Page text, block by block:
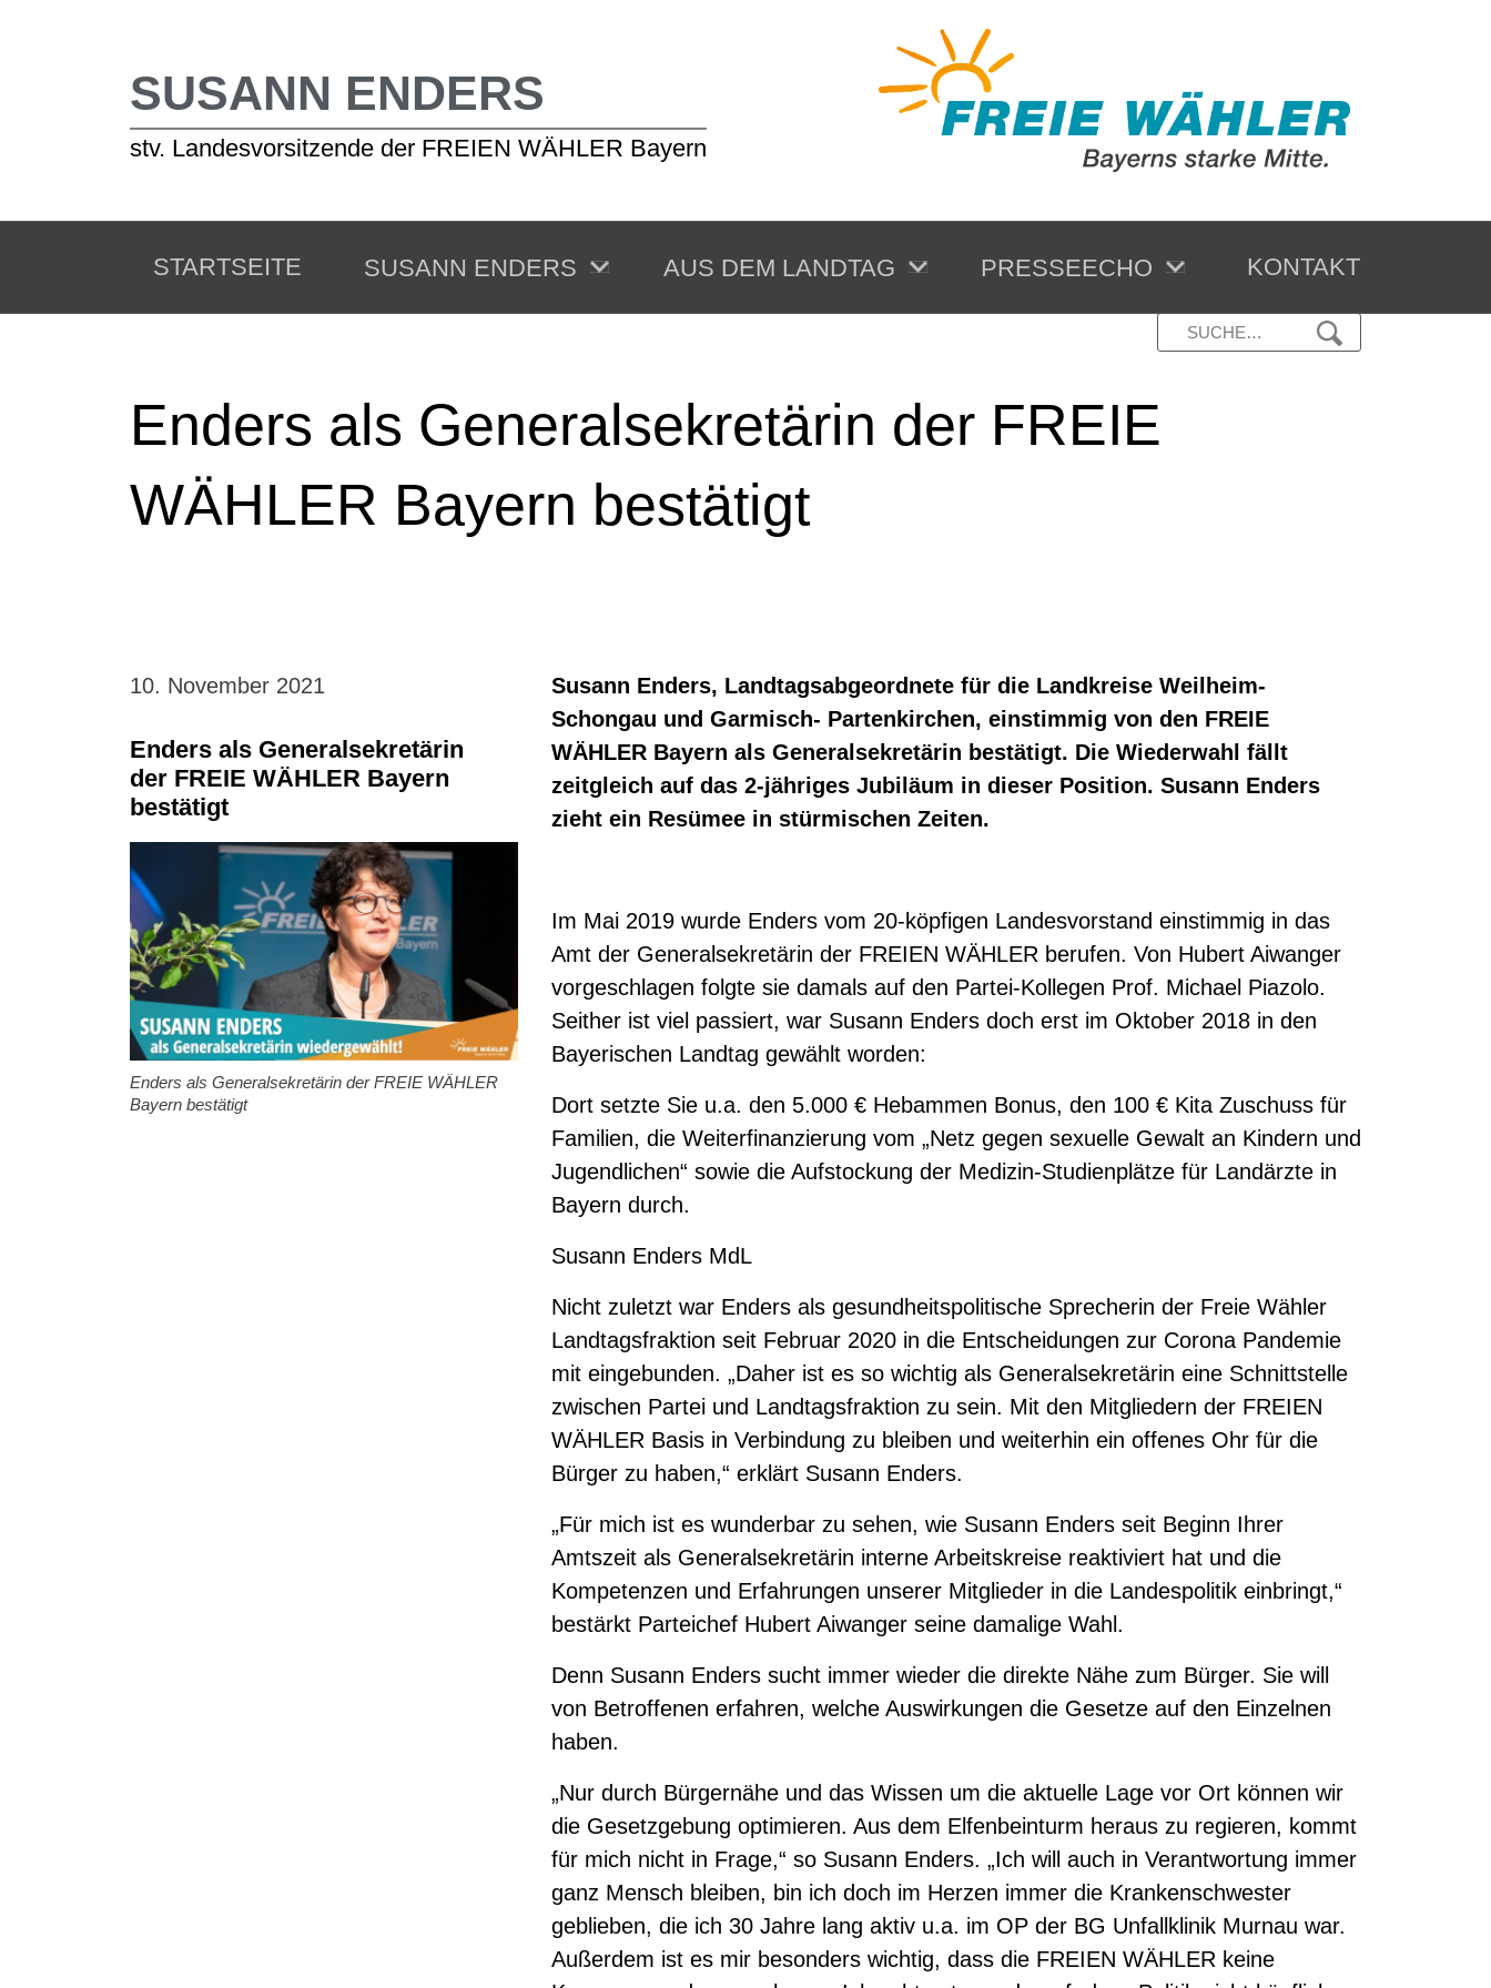
SUSANN ENDERS
stv. Landesvorsitzende der FREIEN WÄHLER Bayern
STARTSEITE SUSANN ENDERS AUS DEM LANDTAG PRESSEECHO KONTAKT
Enders als Generalsekretärin der FREIE
WÄHLER Bayern bestätigt
10. November 2021
Enders als Generalsekretärin
der FREIE WÄHLER Bayern
bestätigt
Enders als Generalsekretärin der FREIE WÄHLER
Bayern bestätigt
Susann Enders, Landtagsabgeordnete für die Landkreise Weilheim-
Schongau und Garmisch- Partenkirchen, einstimmig von den FREIE
WÄHLER Bayern als Generalsekretärin bestätigt. Die Wiederwahl fällt
zeitgleich auf das 2-jähriges Jubiläum in dieser Position. Susann Enders
zieht ein Resümee in stürmischen Zeiten.
Im Mai 2019 wurde Enders vom 20-köpfigen Landesvorstand einstimmig in das
Amt der Generalsekretärin der FREIEN WÄHLER berufen. Von Hubert Aiwanger
vorgeschlagen folgte sie damals auf den Partei-Kollegen Prof. Michael Piazolo.
Seither ist viel passiert, war Susann Enders doch erst im Oktober 2018 in den
Bayerischen Landtag gewählt worden:
Dort setzte Sie u.a. den 5.000 € Hebammen Bonus, den 100 € Kita Zuschuss für
Familien, die Weiterfinanzierung vom „Netz gegen sexuelle Gewalt an Kindern und
Jugendlichen“ sowie die Aufstockung der Medizin-Studienplätze für Landärzte in
Bayern durch.
Susann Enders MdL
Nicht zuletzt war Enders als gesundheitspolitische Sprecherin der Freie Wähler
Landtagsfraktion seit Februar 2020 in die Entscheidungen zur Corona Pandemie
mit eingebunden. „Daher ist es so wichtig als Generalsekretärin eine Schnittstelle
zwischen Partei und Landtagsfraktion zu sein. Mit den Mitgliedern der FREIEN
WÄHLER Basis in Verbindung zu bleiben und weiterhin ein offenes Ohr für die
Bürger zu haben,“ erklärt Susann Enders.
„Für mich ist es wunderbar zu sehen, wie Susann Enders seit Beginn Ihrer
Amtszeit als Generalsekretärin interne Arbeitskreise reaktiviert hat und die
Kompetenzen und Erfahrungen unserer Mitglieder in die Landespolitik einbringt,“
bestärkt Parteichef Hubert Aiwanger seine damalige Wahl.
Denn Susann Enders sucht immer wieder die direkte Nähe zum Bürger. Sie will
von Betroffenen erfahren, welche Auswirkungen die Gesetze auf den Einzelnen
haben.
„Nur durch Bürgernähe und das Wissen um die aktuelle Lage vor Ort können wir
die Gesetzgebung optimieren. Aus dem Elfenbeinturm heraus zu regieren, kommt
für mich nicht in Frage,“ so Susann Enders. „Ich will auch in Verantwortung immer
ganz Mensch bleiben, bin ich doch im Herzen immer die Krankenschwester
geblieben, die ich 30 Jahre lang aktiv u.a. im OP der BG Unfallklinik Murnau war.
Außerdem ist es mir besonders wichtig, dass die FREIEN WÄHLER keine